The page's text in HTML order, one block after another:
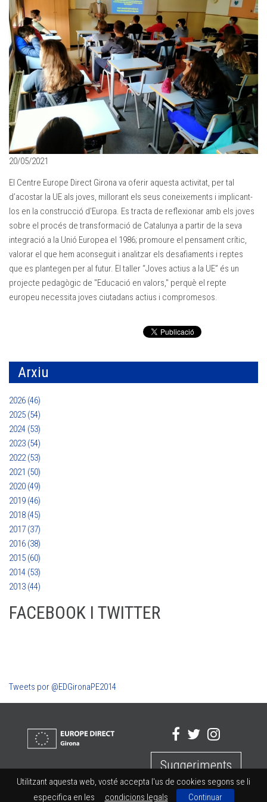
Utilitzant aquesta web, vosté accepta l'us de cookies segons se li
especifica en les
condicions legals Continuar
20/05/2021
El Centre Europe Direct Girona va oferir aquesta activitat, per tal
d’acostar la UE als joves, millorant els seus coneixements i implicant-
los en la construcció d'Europa. Es tracta de reflexionar amb els joves
sobre el procés de transformació de Catalunya a partir de la seva
integració a la Unió Europea el 1986; promoure el pensament crític,
valorar el que hem aconseguit i analitzar els desafiaments i reptes
que es plantegen per al futur. El taller “Joves actius a la UE” és un
projecte pedagògic de "Educació en valors," perquè el repte
europeu necessita joves ciutadans actius i compromesos.
Arxiu
2026 (46)
2025 (54)
2024 (53)
2023 (54)
2022 (53)
2021 (50)
2020 (49)
2019 (46)
2018 (45)
2017 (37)
2016 (38)
2015 (60)
2014 (53)
2013 (44)
FACEBOOK I TWITTER
Tweets por @EDGironaPE2014
Suggeriments